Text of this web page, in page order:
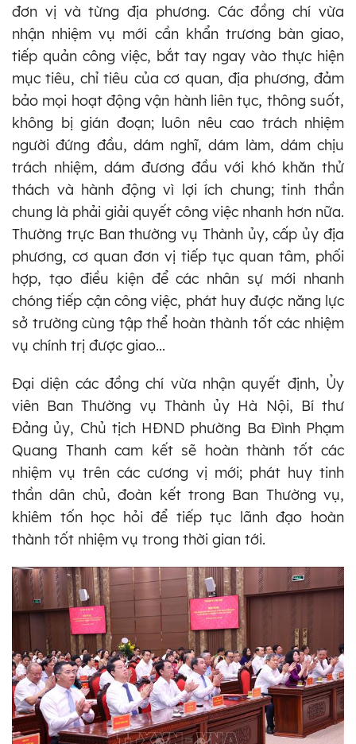
đơn vị và từng địa phương. Các đồng chí vừa
nhận nhiệm vụ mới cần khẩn trương bàn giao,
tiếp quản công việc, bắt tay ngay vào thực hiện
mục tiêu, chỉ tiêu của cơ quan, địa phương, đảm
bảo mọi hoạt động vận hành liên tục, thông suốt,
không bị gián đoạn; luôn nêu cao trách nhiệm
người đứng đầu, dám nghĩ, dám làm, dám chịu
trách nhiệm, dám đương đầu với khó khăn thử
thách và hành động vì lợi ích chung; tinh thần
chung là phải giải quyết công việc nhanh hơn nữa.
Thường trực Ban thường vụ Thành ủy, cấp ủy địa
phương, cơ quan đơn vị tiếp tục quan tâm, phối
hợp, tạo điều kiện để các nhân sự mới nhanh
chóng tiếp cận công việc, phát huy được năng lực
sở trường cùng tập thể hoàn thành tốt các nhiệm
vụ chính trị được giao...
Đại diện các đồng chí vừa nhận quyết định, Ủy
viên Ban Thường vụ Thành ủy Hà Nội, Bí thư
Đảng ủy, Chủ tịch HĐND phường Ba Đình Phạm
Quang Thanh cam kết sẽ hoàn thành tốt các
nhiệm vụ trên các cương vị mới; phát huy tinh
thần dân chủ, đoàn kết trong Ban Thường vụ,
khiêm tốn học hỏi để tiếp tục lãnh đạo hoàn
thành tốt nhiệm vụ trong thời gian tới.